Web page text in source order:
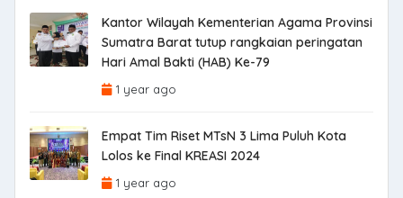
Kantor Wilayah Kementerian Agama Provinsi
Sumatra Barat tutup rangkaian peringatan
Hari Amal Bakti (HAB) Ke-79
1 year ago
Empat Tim Riset MTsN 3 Lima Puluh Kota
Lolos ke Final KREASI 2024
1 year ago